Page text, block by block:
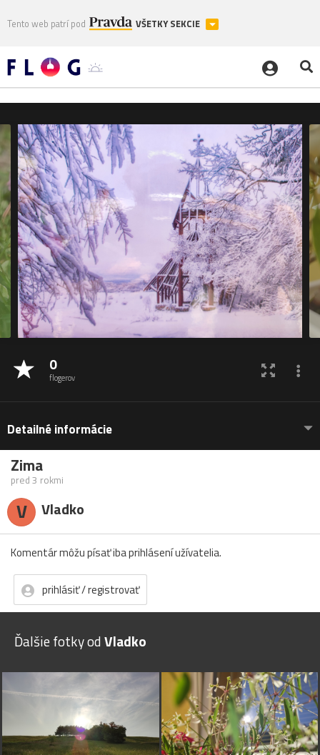
Tento web patrí pod VŠETKY SEKCIE
0
flogerov
Detailné informácie
Zima
pred 3 rokmi
V Vladko
Komentár môžu písať iba prihlásení užívatelia.
prihlásiť / registrovať
Ďalšie fotky odVladko